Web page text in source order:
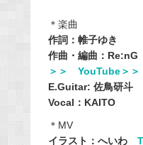
＊楽曲
作詞：帷子ゆき
作曲・編曲：Re:nG
＞＞
YouTube＞＞
E.Guitar: 佐鳥研斗
Vocal：KAITO
＊MV
イラスト：へいわ